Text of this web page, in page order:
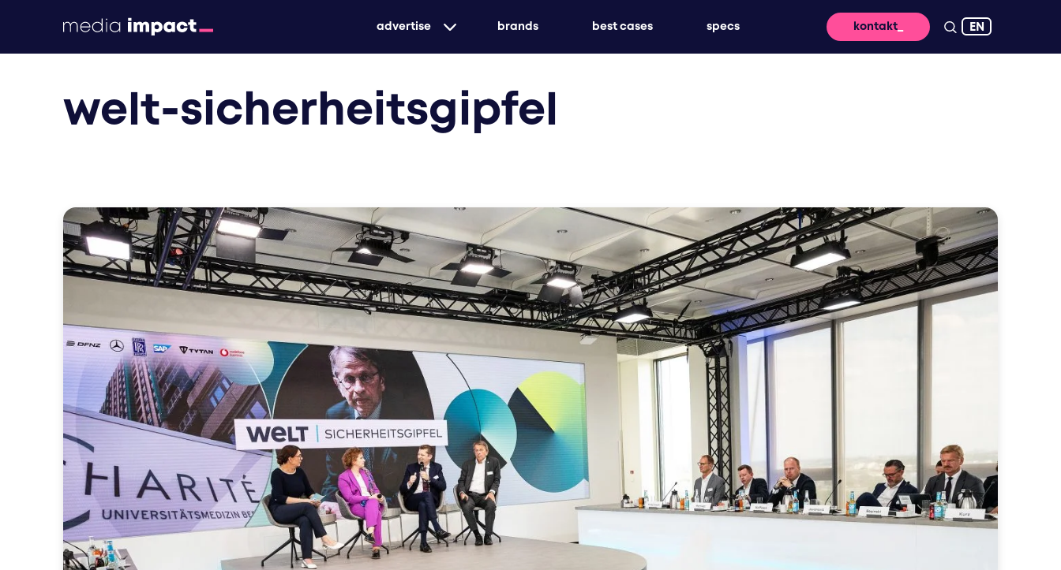
advertise
print
gezielte printwerbung mit echter marktdurchdringung – für nachhaltige wirkung und hohe
aufmerksamkeit
events kreiere unvergessliche erlebnisse mit eventwerbung, die deine marke live erlebbar macht
native advertising nahtlos und authentisch – native storys, die perfekt in den content integriert sind
programmatic präzise zielgruppenansprache in echtzeit mit programmatic ads für maximale effizienz
research media consulting
von daten zu ideen. von insights zu wirkung. mit know-how, kreativität und ki
verwandeln wir daten in klare insights und erfolgreiche strategien.
brands best cases specs kontakt EN
welt-sicherheitsgipfel